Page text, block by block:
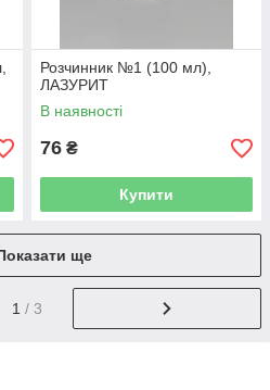
Розчинник №1 (100 мл),
ЛАЗУРИТ
В наявності
76 ₴
Купити
ще
1 / 3